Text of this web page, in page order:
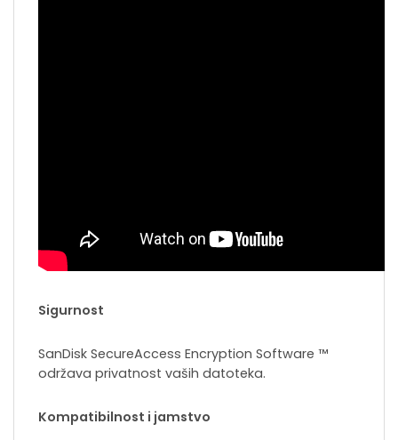
Sigurnost
SanDisk SecureAccess Encryption Software ™
održava privatnost vaših datoteka.
Kompatibilnost i jamstvo